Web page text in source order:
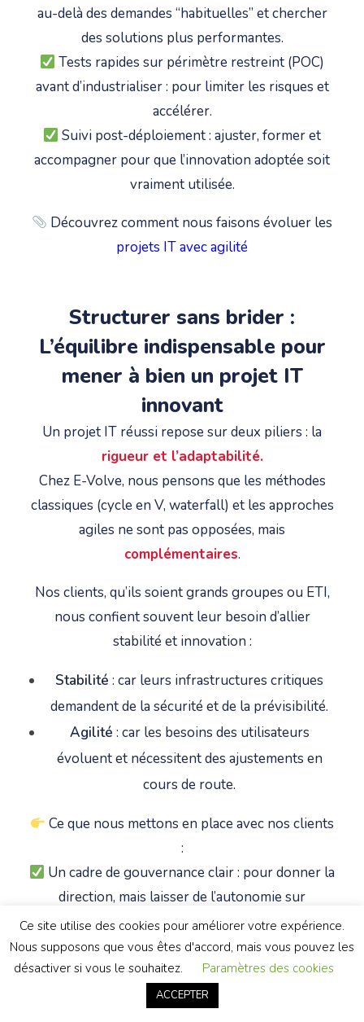
au-delà des demandes “habituelles” et chercher
des solutions plus performantes.
Tests rapides sur périmètre restreint (POC)
avant d’industrialiser : pour limiter les risques et
accélérer.
Suivi post-déploiement : ajuster, former et
accompagner pour que l’innovation adoptée soit
vraiment utilisée.
Découvrez comment nous faisons évoluer les
projets IT avec agilité
Structurer sans brider :
L’équilibre indispensable pour
mener à bien un projet IT
innovant
Un projet IT réussi repose sur deux piliers : la
rigueur et l’adaptabilité.
Chez E-Volve, nous pensons que les méthodes
classiques (cycle en V, waterfall) et les approches
agiles ne sont pas opposées, mais
complémentaires.
Nos clients, qu’ils soient grands groupes ou ETI,
nous confient souvent leur besoin d’allier
stabilité et innovation :
Stabilité : car leurs infrastructures critiques
demandent de la sécurité et de la prévisibilité.
Agilité : car les besoins des utilisateurs
évoluent et nécessitent des ajustements en
cours de route.
Ce que nous mettons en place avec nos clients
:
Un cadre de gouvernance clair : pour donner la
direction, mais laisser de l’autonomie sur
l’exécution.
Des instances de pilotage allégées mais
régulières : éviter la surcharge administrative,
tout en gardant le cap.
Ce site utilise des cookies pour améliorer votre expérience.
Nous supposons que vous êtes d'accord, mais vous pouvez les
désactiver si vous le souhaitez.
Paramètres des cookies
ACCEPTER